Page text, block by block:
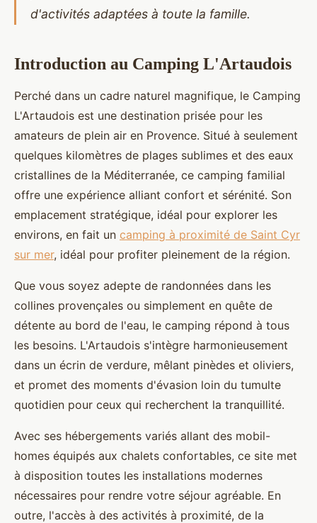
d'activités adaptées à toute la famille.
Introduction au Camping L'Artaudois
Perché dans un cadre naturel magnifique, le Camping
L'Artaudois est une destination prisée pour les
amateurs de plein air en Provence. Situé à seulement
quelques kilomètres de plages sublimes et des eaux
cristallines de la Méditerranée, ce camping familial
offre une expérience alliant confort et sérénité. Son
emplacement stratégique, idéal pour explorer les
environs, en fait un camping à proximité de Saint Cyr
sur mer, idéal pour profiter pleinement de la région.
Que vous soyez adepte de randonnées dans les
collines provençales ou simplement en quête de
détente au bord de l'eau, le camping répond à tous
les besoins. L'Artaudois s'intègre harmonieusement
dans un écrin de verdure, mêlant pinèdes et oliviers,
et promet des moments d'évasion loin du tumulte
quotidien pour ceux qui recherchent la tranquillité.
Avec ses hébergements variés allant des mobil-
homes équipés aux chalets confortables, ce site met
à disposition toutes les installations modernes
nécessaires pour rendre votre séjour agréable. En
outre, l'accès à des activités à proximité, de la